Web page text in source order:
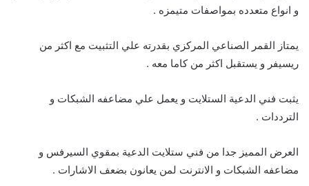
و انواع متعدده بمواصفات متيمزه .
يمتاز القمر الصناعي المركزي بقدرته علي التثبيت مع اكثر من
ريسيفر و يستقبل اكثر من كاما معه .
يثبت فني الدعية الستلايت و يعمل علي مضاعفه الشبكات و
الترددات .
العرض المميز جدا من فني ستلايت الدعية بمقوي السيرفس و
مضاعفه الشبكات و الانترنت لمن يعانون بضعف الاشارات .